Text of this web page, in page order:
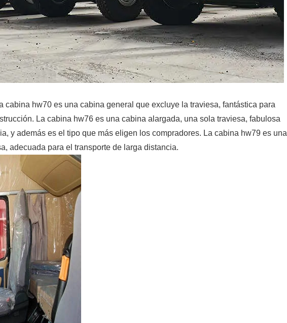
cabina hw70 es una cabina general que excluye la traviesa, fantástica para
La cabina hw76 es una cabina alargada, una sola traviesa, fabulosa
y además es el tipo que más eligen los compradores. La cabina hw79 es una
adecuada para el transporte de larga distancia.